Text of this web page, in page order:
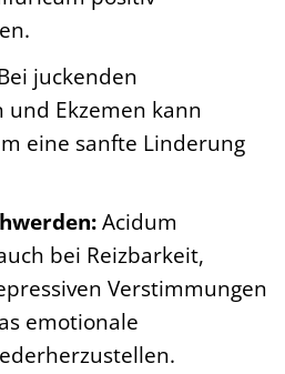
juckenden
und Ekzemen kann
eine sanfte Linderung
Acidum
bei Reizbarkeit,
Verstimmungen
emotionale